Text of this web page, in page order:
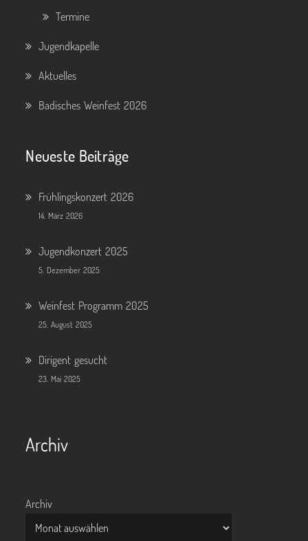
Termine
Jugendkapelle
Aktuelles
Badisches Weinfest 2026
Neueste Beiträge
Frühlingskonzert 2026
14. März 2026
Jugendkonzert 2025
5. Dezember 2025
Weinfest Programm 2025
25. August 2025
Dirigent gesucht
23. Mai 2025
Archiv
Archiv